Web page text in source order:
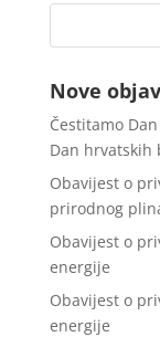
Nove
Čestitamo
Dan hrvatskih
Obavijest o
prirodnog
Obavijest o
energije
Obavijest o
energije